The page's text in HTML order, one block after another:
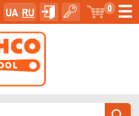
0
UA RU